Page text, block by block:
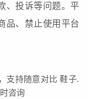
、投诉等问题。平
品、禁止使用平台
支持随意对比 鞋子.
咨询